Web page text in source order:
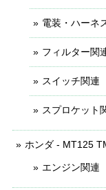
電装・ハーネ
フィルター関
スイッチ関連
スプロケット
ホンダ - MT125
エンジン関連